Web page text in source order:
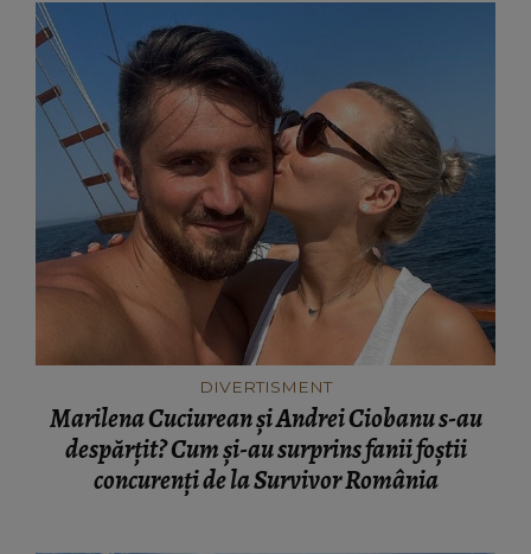
DIVERTISMENT
Marilena Cuciurean și Andrei Ciobanu s-au
despărțit? Cum și-au surprins fanii foștii
concurenți de la Survivor România